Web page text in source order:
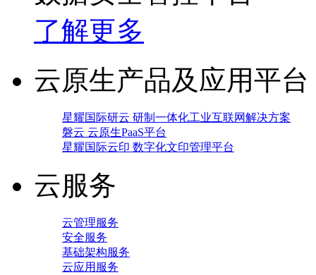
了解更多
云原生产品及应用平台
星耀国际研云 研制一体化工业互联网解决方案
磐云 云原生PaaS平台
星耀国际云印 数字化文印管理平台
云服务
云管理服务
安全服务
基础架构服务
云应用服务